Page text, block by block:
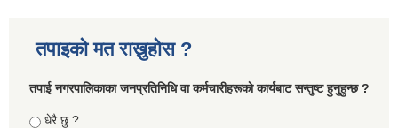
तपाइको मत राख्नुहोस ?
तपा‌ई नगरपालिकाका जनप्रतिनिधि वा कर्मचारीहरूकाे कार्यबाट सन्तुष्ट हुनुहुन्छ ?
Choices
धेरै छु ?